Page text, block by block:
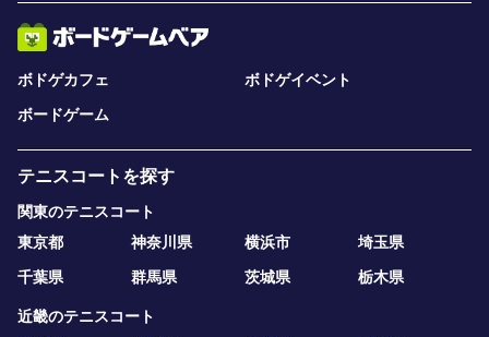
ボドゲカフェ
ボドゲイベント
ボードゲーム
テニスコートを探す
関東のテニスコート
東京都
神奈川県 横浜市
埼玉県
千葉県
群馬県 茨城県 栃木県
近畿のテニスコート